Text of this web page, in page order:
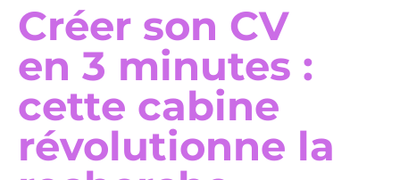
Créer son CV
en 3 minutes :
cette cabine
révolutionne la